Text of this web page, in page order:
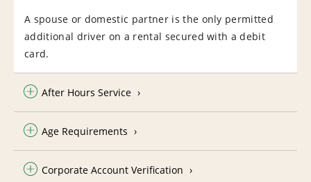
A spouse or domestic partner is the only permitted
additional driver on a rental secured with a debit
card.
After Hours Service
Age Requirements
Corporate Account Verification